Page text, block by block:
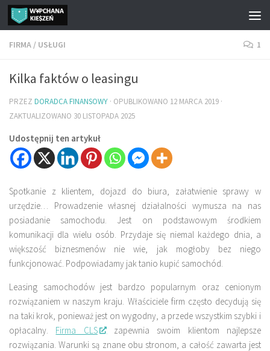
Przejdź do treści
FIRMA / USŁUGI 1
Kilka faktów o leasingu
PRZEZ DORADCA FINANSOWY · OPUBLIKOWANO 12 MARCA 2019 ·
ZAKTUALIZOWANO 30 LISTOPADA 2025
Udostępnij ten artykuł
Spotkanie z klientem, dojazd do biura, załatwienie sprawy w
urzędzie… Prowadzenie własnej działalności wymusza na nas
posiadanie samochodu. Jest on podstawowym środkiem
komunikacji dla wielu osób. Przydaje się niemal każdego dnia, a
większość biznesmenów nie wie, jak mogłoby bez niego
funkcjonować. Podpowiadamy jak tanio kupić samochód.
Leasing samochodów jest bardzo popularnym oraz cenionym
rozwiązaniem w naszym kraju. Właściciele firm często decydują się
na taki krok, ponieważ jest on wygodny, a przede wszystkim szybki i
opłacalny. Firma CLS
zapewnia swoim klientom najlepsze
rozwiązania. Warunki są znane obu stronom, a całość zawarta jest